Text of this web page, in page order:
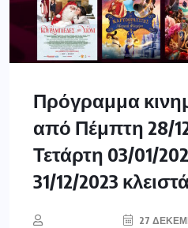
Πρόγραμμα
από Πέμπτη 28/
Τετάρτη 03/01/
31/12/2023
27